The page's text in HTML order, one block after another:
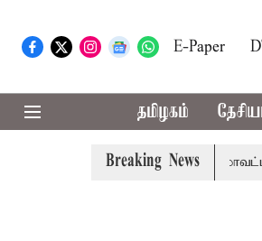
E-Paper
தமிழகம்
Breaking News
நாளை தனித்தீர்மானம் 23